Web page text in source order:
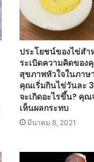
ประโยชน์ของไข่สำ
ระเบิดความคิดของ
สุขภาพหัวใจในภา
คุณเริ่มกินไข่วันละ
จะเกิดอะไรขึ้น? คุณ
เห็นผลกระทบ
มีนาคม 8, 2021